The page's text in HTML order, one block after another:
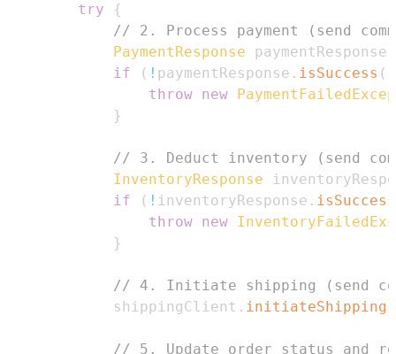
try
{
// 2. Process payment (send
PaymentResponse paymentResponse
if
( ! paymentResponse . isSuccess (
throw new
}
// 3. Deduct inventory (send
InventoryResponse
if
( ! inventoryResponse . isSuccess
throw new
}
// 4. Initiate shipping (send
            shippingClient
. initiateShipping
// 5. Update order status and